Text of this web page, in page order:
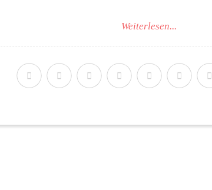
Weiterlesen...